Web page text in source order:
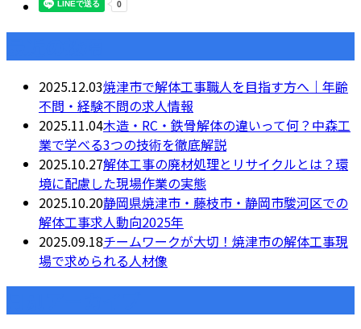
2025.12.03焼津市で解体工事職人を目指す方へ｜年齢
不問・経験不問の求人情報
2025.11.04木造・RC・鉄骨解体の違いって何？中森工
業で学べる3つの技術を徹底解説
2025.10.27解体工事の廃材処理とリサイクルとは？環
境に配慮した現場作業の実態
2025.10.20静岡県焼津市・藤枝市・静岡市駿河区での
解体工事求人動向2025年
2025.09.18チームワークが大切！焼津市の解体工事現
場で求められる人材像